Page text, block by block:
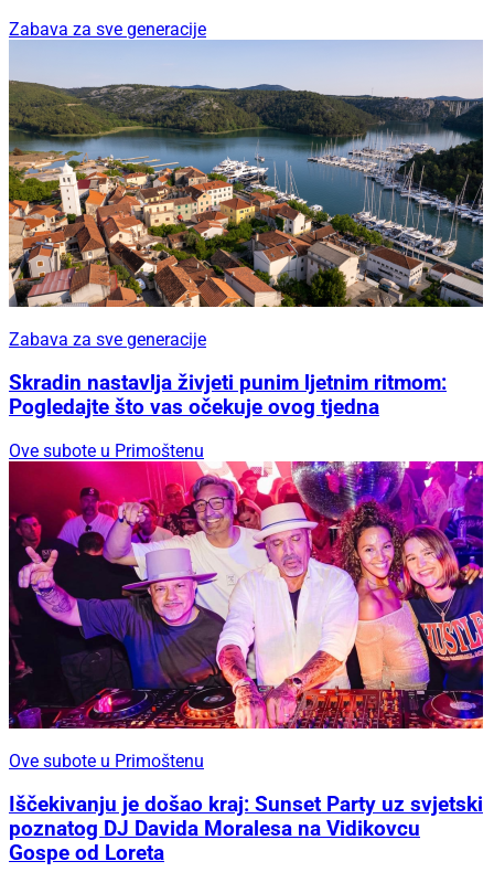
Zabava za sve generacije
Zabava za sve generacije
Skradin nastavlja živjeti punim ljetnim ritmom:
Pogledajte što vas očekuje ovog tjedna
Ove subote u Primoštenu
Ove subote u Primoštenu
Iščekivanju je došao kraj: Sunset Party uz svjetski
poznatog DJ Davida Moralesa na Vidikovcu
Gospe od Loreta